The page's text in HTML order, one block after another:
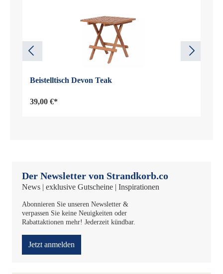
Beistelltisch Devon Teak
39,00 €*
Der Newsletter von Strandkorb.co
News | exklusive Gutscheine | Inspirationen
Abonnieren Sie unseren Newsletter &
verpassen Sie keine Neuigkeiten oder
Rabattaktionen mehr! Jederzeit kündbar.
Jetzt anmelden